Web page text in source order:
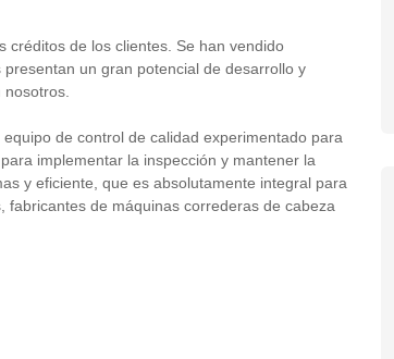
créditos de los clientes. Se han vendido
un gran potencial de desarrollo y
de control de calidad experimentado para
implementar la inspección y mantener la
y eficiente, que es absolutamente integral para
fabricantes de máquinas correderas de cabeza